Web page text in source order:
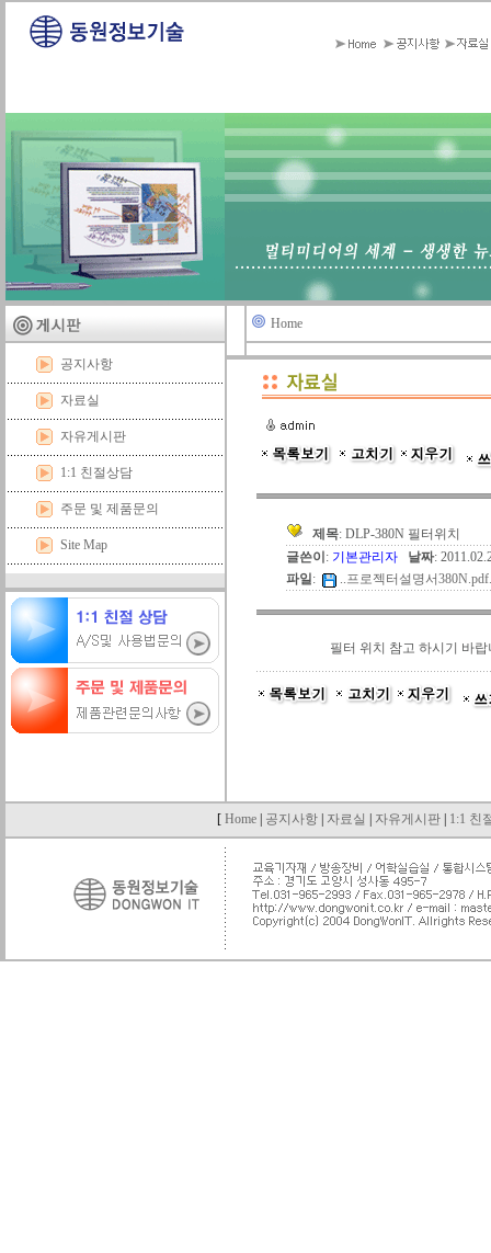
공지사항
자료실
자유게시판
1:1 친절상담
주문 및 제품문의
Site Map
Home
제목: DLP-380N 필터위치
글쓴이 : 기본관리자 날짜:
파일: ..프로젝터설명서
필터 위치 참고 하시기 바랍
[ Home 공지사항 자료실 자유게시판 1:1 친